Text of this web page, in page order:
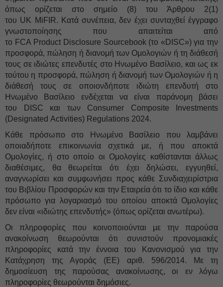
όπως ορίζεται στο σημείο (8) του Άρθρου 2(1)
του UK MiFIR. Κατά συνέπεια, δεν έχει συνταχθεί έγγραφο
γνωστοποίησης που απαιτείται από
το FCA Product Disclosure Sourcebook (το «DISC») για την
προσφορά, πώληση ή διανομή των Ομολογιών ή τη διάθεσή
τους σε ιδιώτες επενδυτές στο Ηνωμένο Βασίλειο, και ως εκ
τούτου η προσφορά, πώληση ή διανομή των Ομολογιών ή η
διάθεσή τους σε οποιονδήποτε ιδιώτη επενδυτή στο
Ηνωμένο Βασίλειο ενδέχεται να είναι παράνομη βάσει
του DISC και των Consumer Composite Investments
(Designated Activities) Regulations 2024.
Κάθε πρόσωπο στο Ηνωμένο Βασίλειο που λαμβάνει
οποιαδήποτε επικοινωνία σχετικά με, ή που αποκτά
Ομολογίες, ή στο οποίο οι Ομολογίες καθίστανται άλλως
διαθέσιμες, θα θεωρείται ότι έχει δηλώσει, εγγυηθεί,
αναγνωρίσει και συμφωνήσει προς κάθε Συνδιαχειρίστρια
του Βιβλίου Προσφορών και την Εταιρεία ότι το ίδιο και κάθε
πρόσωπο για λογαριασμό του οποίου αποκτά Ομολογίες
δεν είναι «ιδιώτης επενδυτής» (όπως ορίζεται ανωτέρω).
Οι πληροφορίες που κοινοποιούνται με την παρούσα
ανακοίνωση θεωρούνται ότι συνιστούν προνομιακές
πληροφορίες κατά την έννοια του Κανονισμού για την
Κατάχρηση της Αγοράς (ΕΕ) αριθ. 596/2014. Με τη
δημοσίευση της παρούσας ανακοίνωσης, οι εν λόγω
πληροφορίες θεωρούνται δημόσιες.